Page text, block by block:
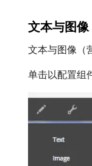
文本与图像
文本与图像（
单击以配置组